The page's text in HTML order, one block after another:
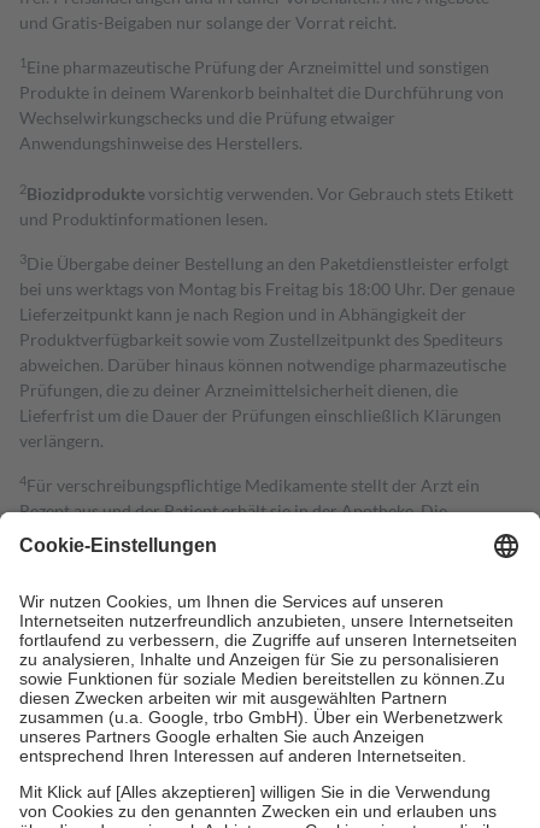
und Gratis-Beigaben nur solange der Vorrat reicht.
1 Eine pharmazeutische Prüfung der Arzneimittel und sonstigen
Produkte in deinem Warenkorb beinhaltet die Durchführung von
Wechselwirkungschecks und die Prüfung etwaiger
Anwendungshinweise des Herstellers.
2Biozidproduktevorsichtig verwenden. Vor Gebrauch stets Etikett
und Produktinformationen lesen.
3Die Übergabe deiner Bestellung an den Paketdienstleister erfolgt
bei uns werktags von Montag bis Freitag bis 18:00 Uhr. Der genaue
Lieferzeitpunkt kann je nach Region und in Abhängigkeit der
Produktverfügbarkeit sowie vom Zustellzeitpunkt des Spediteurs
abweichen. Darüber hinaus können notwendige pharmazeutische
Prüfungen, die zu deiner Arzneimittelsicherheit dienen, die
Lieferfrist um die Dauer der Prüfungen einschließlich Klärungen
verlängern.
4Für verschreibungspflichtige Medikamente stellt der Arzt ein
Rezept aus und der Patient erhält sie in der Apotheke. Die
gesetzliche Krankenversicherung übernimmt in der Regel die
Kosten dafür, der Versicherte trägt einen Teil davon als Zuzahlung
Grundsätzlich leisten Mitglieder Zuzahlungen in Höhe von zehn
Prozent des Abgabepreises,mindestens jedochfünf Euround
höchstens zehn Euro.Es sind jedoch nie mehr als die tatsächlichen
Kosten der Leistung zu entrichten.
Diese Regeln gelten grundsätzlich auch für Online-Apotheken.
Bei Heilmitteln und häuslicher Krankenpflege beträgt die
Zuzahlung zehn Prozent der Kosten sowie zehn Euro je
Verordnung.
Um das Engagement der Versicherten für ihre eigene Gesundheit zu